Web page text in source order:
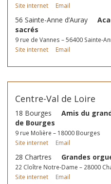
Site internet
Email
56 Sainte-Anne d’Auray
sacrés
9 rue de Vannes – 56400 Sainte-
Site internet
Email
Centre-Val de Loire
18 Bourges Amis du
de Bourges
9 rue Molière – 18000 Bourges
Site internet
Email
28 Chartres Grandes
22 Cloître Notre-Dame – 28000
Site internet
Email